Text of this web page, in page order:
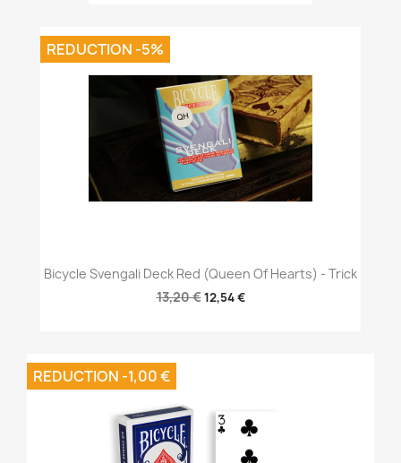
Bicycle Svengali Deck Red (Queen Of Hearts) - Trick
13,20 €12,54 €
REDUCTION -5%
REDUCTION -1,00 €